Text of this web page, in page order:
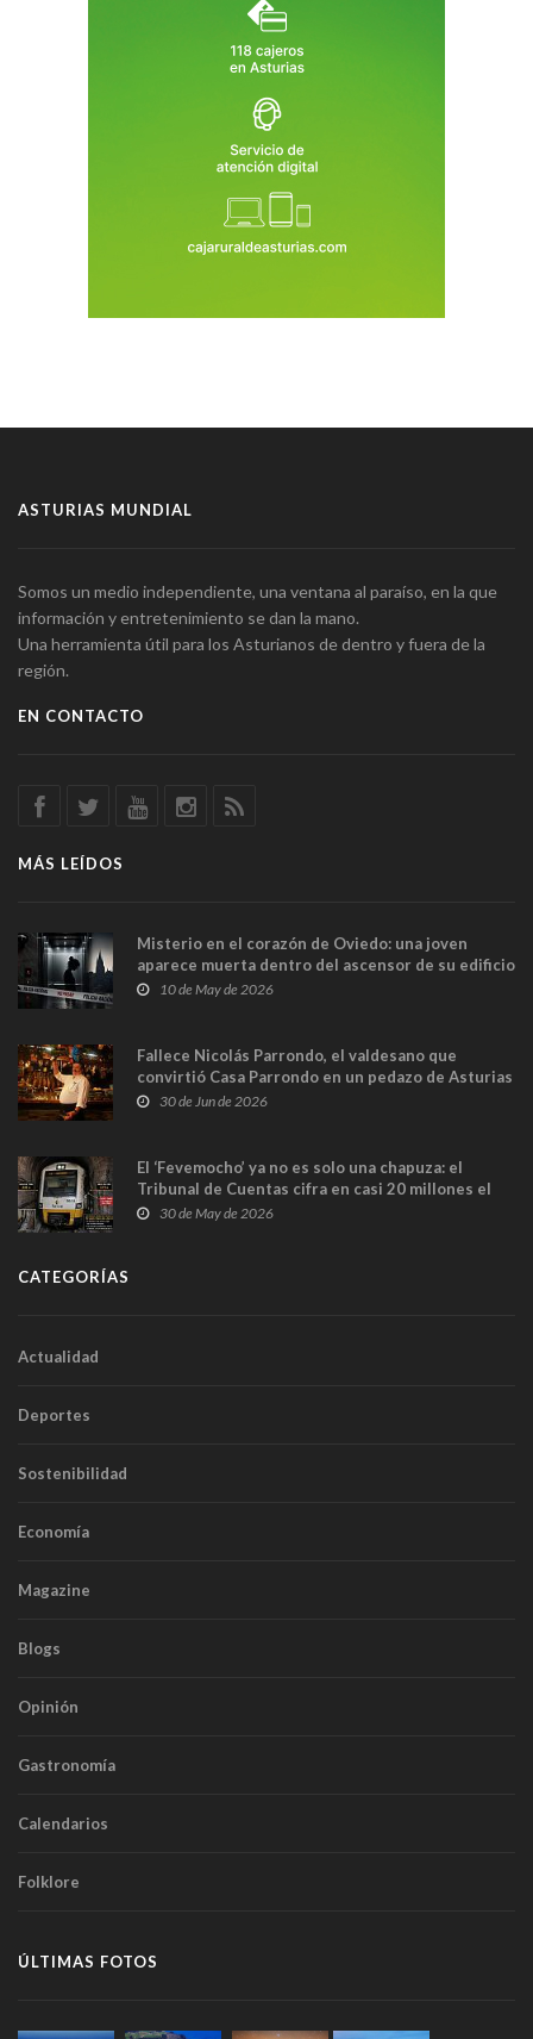
ASTURIAS MUNDIAL
Somos un medio independiente, una ventana al paraíso, en la que
información y entretenimiento se dan la mano.
Una herramienta útil para los Asturianos de dentro y fuera de la
región.
EN CONTACTO
MÁS LEÍDOS
Misterio en el corazón de Oviedo: una joven
aparece muerta dentro del ascensor de su edificio
y las cámaras captan sus últimos minutos
10 de May de 2026
Fallece Nicolás Parrondo, el valdesano que
convirtió Casa Parrondo en un pedazo de Asturias
en Madrid
30 de Jun de 2026
El ‘Fevemocho’ ya no es solo una chapuza: el
Tribunal de Cuentas cifra en casi 20 millones el
sobrecoste de los trenes que no cabían por los
30 de May de 2026
CATEGORÍAS
Actualidad
Deportes
Sostenibilidad
Economía
Magazine
Blogs
Opinión
Gastronomía
Calendarios
Folklore
ÚLTIMAS FOTOS